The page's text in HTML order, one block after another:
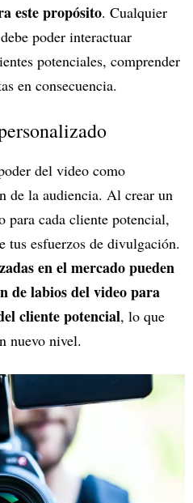
este propósito. Cualquier
poder interactuar
potenciales, comprender
en consecuencia.
del video como
de la audiencia. Al crear un
para cada cliente potencial,
tus esfuerzos de divulgación.
en el mercado pueden
de labios del video para
cliente potencial, lo que
nuevo nivel.